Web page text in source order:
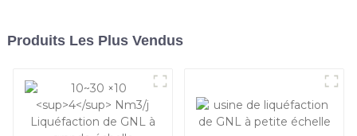
Produits Les Plus Vendus